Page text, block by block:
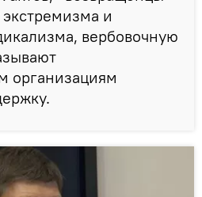
экстремизма и
вербовочную
организациям